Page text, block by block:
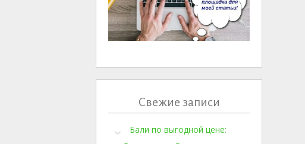
Свежие записи
Бали по выгодной цене: